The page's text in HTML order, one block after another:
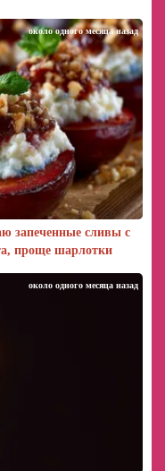
запеченные сливы с
проще шарлотки
около одного месяца назад
около одного месяца назад